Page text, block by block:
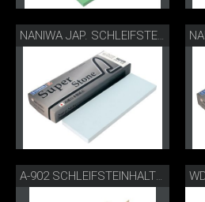
NANIWA JAP. SCHLEIFSTEIN S1-450
A-902 SCHLEIFSTEINHALTER